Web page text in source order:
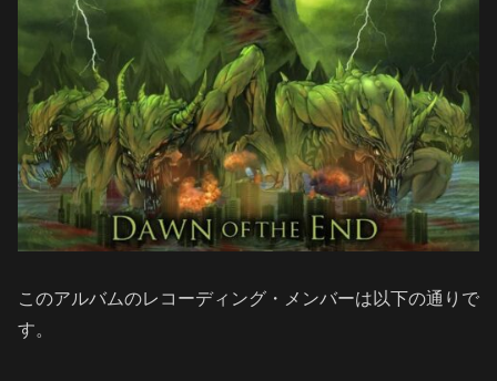
このアルバムのレコーディング・メンバーは以下の通りで
す。